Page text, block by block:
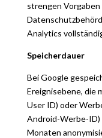
strengen
Analytics
Speicherdauer
Bei Google
Ereignisebene, die
User ID) oder
Android-Werbe-
Monaten